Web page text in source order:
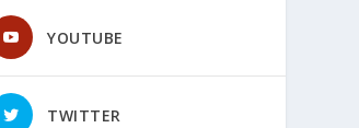
YOUTUBE
TWITTER